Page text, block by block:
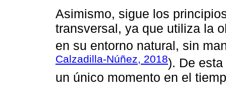
Asimismo, sigue los
transversal, ya que utiliza la
en su entorno natural, sin
Calzadilla-Núñez, 2018). De
un único momento en el